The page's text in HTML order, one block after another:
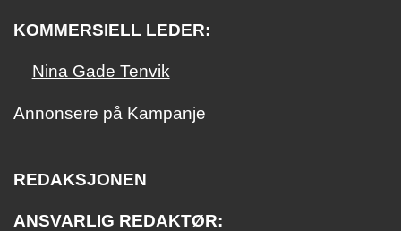
KOMMERSIELL LEDER:
Nina Gade Tenvik
Annonsere på Kampanje
REDAKSJONEN
ANSVARLIG REDAKTØR: